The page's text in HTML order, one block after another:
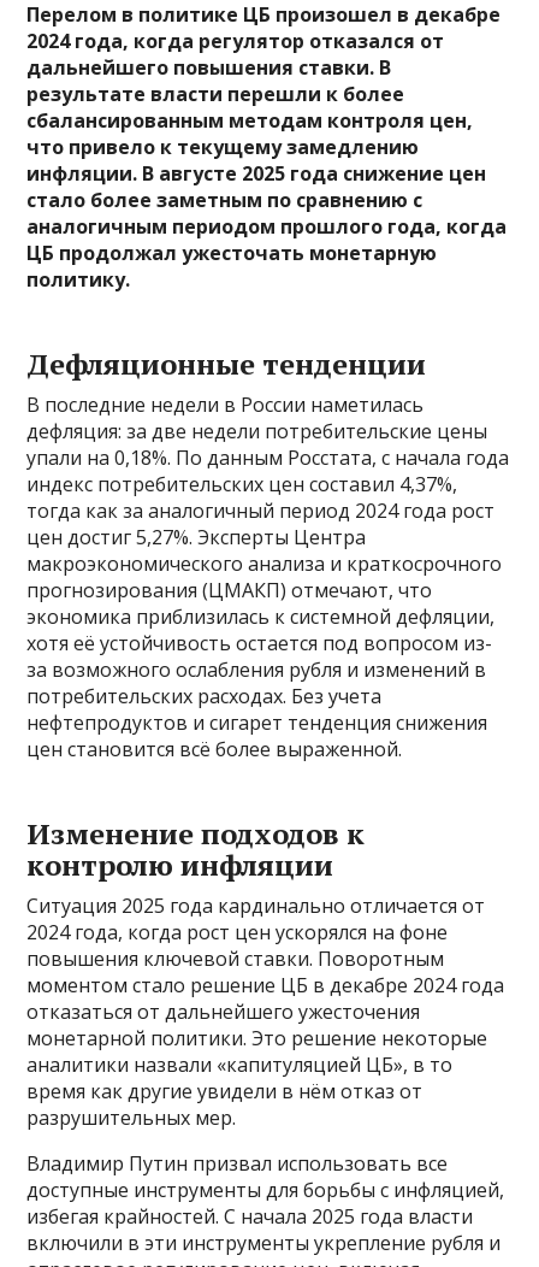
Перелом в политике ЦБ произошел в декабре
2024 года, когда регулятор отказался от
дальнейшего повышения ставки. В
результате власти перешли к более
сбалансированным методам контроля цен,
что привело к текущему замедлению
инфляции. В августе 2025 года снижение цен
стало более заметным по сравнению с
аналогичным периодом прошлого года, когда
ЦБ продолжал ужесточать монетарную
политику.
Дефляционные тенденции
В последние недели в России наметилась
дефляция: за две недели потребительские цены
упали на 0,18%. По данным Росстата, с начала года
индекс потребительских цен составил 4,37%,
тогда как за аналогичный период 2024 года рост
цен достиг 5,27%. Эксперты Центра
макроэкономического анализа и краткосрочного
прогнозирования (ЦМАКП) отмечают, что
экономика приблизилась к системной дефляции,
хотя её устойчивость остается под вопросом из-
за возможного ослабления рубля и изменений в
потребительских расходах. Без учета
нефтепродуктов и сигарет тенденция снижения
цен становится всё более выраженной.
Изменение подходов к
контролю инфляции
Ситуация 2025 года кардинально отличается от
2024 года, когда рост цен ускорялся на фоне
повышения ключевой ставки. Поворотным
моментом стало решение ЦБ в декабре 2024 года
отказаться от дальнейшего ужесточения
монетарной политики. Это решение некоторые
аналитики назвали «капитуляцией ЦБ», в то
время как другие увидели в нём отказ от
разрушительных мер.
Владимир Путин призвал использовать все
доступные инструменты для борьбы с инфляцией,
избегая крайностей. С начала 2025 года власти
включили в эти инструменты укрепление рубля и